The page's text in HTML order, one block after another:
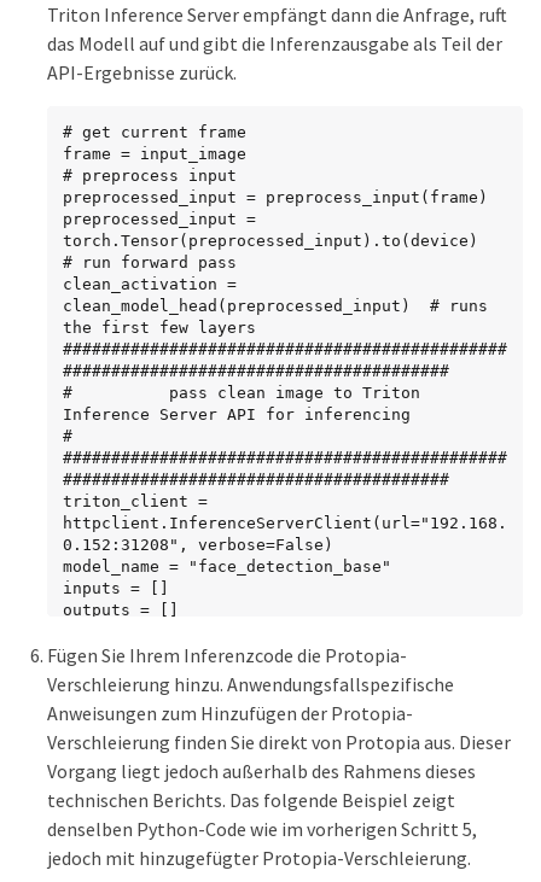
Triton Inference Server empfängt dann die Anfrage, ruft
das Modell auf und gibt die Inferenzausgabe als Teil der
API-Ergebnisse zurück.
# get current frame
frame = input_image
# preprocess input
preprocessed_input = preprocess_input(frame)
preprocessed_input =
torch.Tensor(preprocessed_input).to(device)
# run forward pass
clean_activation =
clean_model_head(preprocessed_input)  # runs
the first few layers
##############################################
########################################
#          pass clean image to Triton
Inference Server API for inferencing
#
##############################################
########################################
triton_client =
httpclient.InferenceServerClient(url="192.168.
0.152:31208", verbose=False)
model_name = "face_detection_base"
inputs = []
outputs = []
, [1, 128, 32, 32], "FP32"))
inputs[0].set_data_from_numpy(clean_activation
.detach().cpu().numpy(), binary_data=False)
outputs.append(httpclient.InferRequestedOutput
("OUTPUT__0", binary_data=False))
outputs.append(httpclient.InferRequestedOutput
("OUTPUT__1", binary_data=False))
results = triton_client.infer(
    model_name,
    inputs,
    outputs=outputs,
Fügen Sie Ihrem Inferenzcode die Protopia-
Verschleierung hinzu. Anwendungsfallspezifische
Anweisungen zum Hinzufügen der Protopia-
Verschleierung finden Sie direkt von Protopia aus. Dieser
Vorgang liegt jedoch außerhalb des Rahmens dieses
technischen Berichts. Das folgende Beispiel zeigt
denselben Python-Code wie im vorherigen Schritt 5,
jedoch mit hinzugefügter Protopia-Verschleierung.